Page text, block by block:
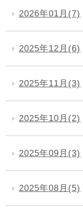
2026年01月(7)
2025年12月(6)
2025年11月(3)
2025年10月(2)
2025年09月(3)
2025年08月(5)